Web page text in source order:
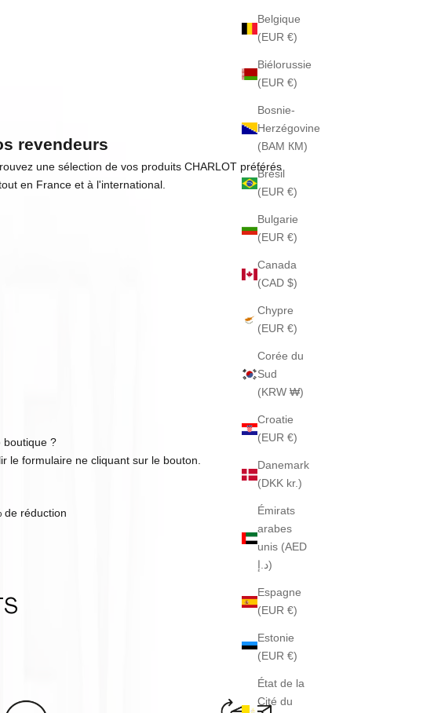
Belgique
(EUR €)
Biélorussie
(EUR €)
Bosnie-
Herzégovine
(BAM КМ)
Brésil
(EUR €)
Bulgarie
(EUR €)
Canada
(CAD $)
Chypre
(EUR €)
Corée du
Sud
(KRW ₩)
Croatie
(EUR €)
Danemark
(DKK kr.)
Émirats
arabes
unis (AED
د.إ)
Espagne
(EUR €)
Estonie
(EUR €)
État de la
Cité du
revendeurs
une sélection de vos produits CHARLOT préférés
en France et à l'international.
boutique ?
le formulaire ne cliquant sur le bouton.
de réduction